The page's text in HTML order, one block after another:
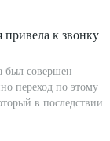
привела к звонку
был совершен
переход по этому
в последствии